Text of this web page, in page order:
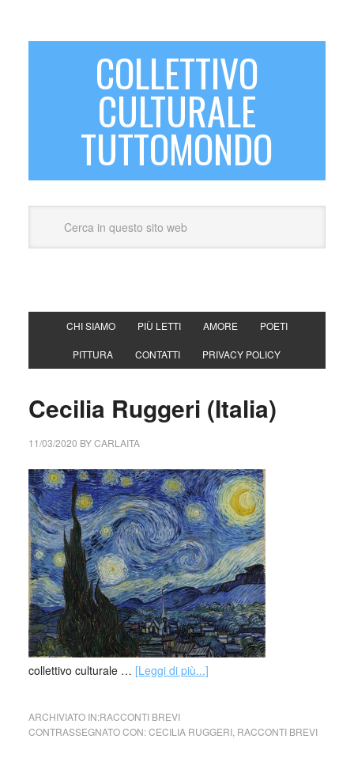
COLLETTIVO
CULTURALE
TUTTOMONDO
CHI SIAMO PIÙ LETTI AMORE POETI
PITTURA CONTATTI PRIVACY POLICY
Cecilia Ruggeri (Italia)
11/03/2020 BYCARLAITA
collettivo culturale … [Leggi di più...]
ARCHIVIATO IN:RACCONTI BREVI
CONTRASSEGNATO CON:CECILIA RUGGERI, RACCONTI BREVI